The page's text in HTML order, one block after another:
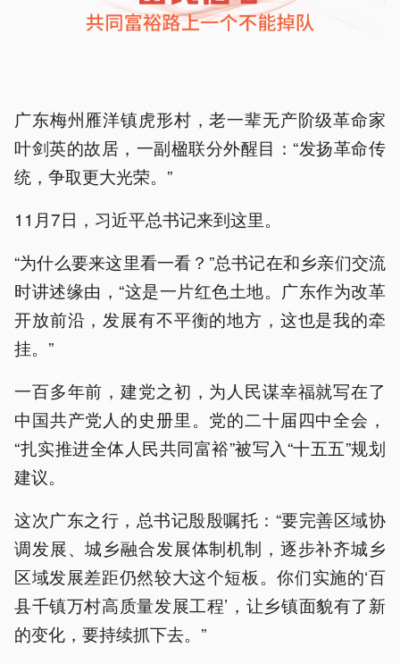
广东梅州雁洋镇虎形村，老一辈无产阶级革命家
叶剑英的故居，一副楹联分外醒目：“发扬革命传
统，争取更大光荣。”
11月7日，习近平总书记来到这里。
“为什么要来这里看一看？”总书记在和乡亲们交流
时讲述缘由，“这是一片红色土地。广东作为改革
开放前沿，发展有不平衡的地方，这也是我的牵
挂。”
一百多年前，建党之初，为人民谋幸福就写在了
中国共产党人的史册里。党的二十届四中全会，
“扎实推进全体人民共同富裕”被写入“十五五”规划
建议。
这次广东之行，总书记殷殷嘱托：“要完善区域协
调发展、城乡融合发展体制机制，逐步补齐城乡
区域发展差距仍然较大这个短板。你们实施的‘百
县千镇万村高质量发展工程’，让乡镇面貌有了新
的变化，要持续抓下去。”